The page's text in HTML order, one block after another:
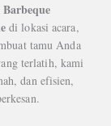
di lokasi acara,
tamu Anda
terlatih, kami
dan efisien,